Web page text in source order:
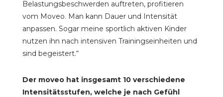
Belastungsbeschwerden auftreten, profitieren
vom Moveo. Man kann Dauer und Intensität
anpassen. Sogar meine sportlich aktiven Kinder
nutzen ihn nach intensiven Trainingseinheiten und
sind begeistert.“
Der moveo hat insgesamt 10 verschiedene
Intensitätsstufen, welche je nach Gefühl